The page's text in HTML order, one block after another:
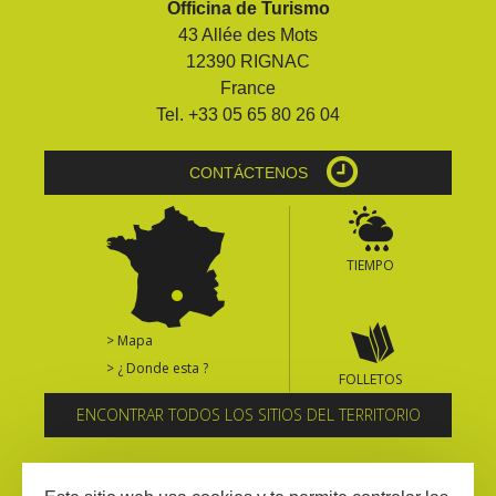
Los más bonitos pueblos en
El Pays des Bastides du
Rouergue
Las ciudades y países de
arte y historia
De la valle del Lot al País
Decazeville – Aubin
Patrimonio mundial de la
Officina de Turismo
43 Allée des Mots
12390 RIGNAC
France
Tel. +33 05 65 80 26 04
CONTÁCTENOS
> Mapa
> ¿ Donde esta ?
TIEMPO
FOLLETOS
ENCONTRAR TODOS LOS SITIOS DEL TERRITORIO
Suscríbase al boletín informativo